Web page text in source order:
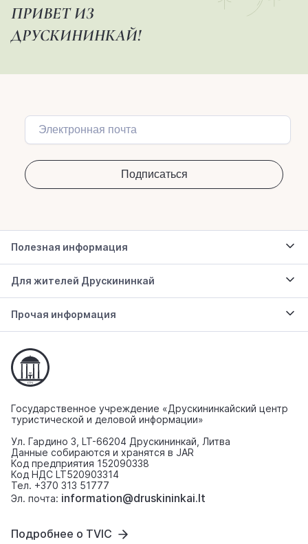
ПРИВЕТ ИЗ
ДРУСКИНИНКАЙ!
Полезная информация
Для жителей Друскининкай
Прочая информация
Государственное учреждение «Друскининкайский центр
туристической и деловой информации»
Ул. Гардино 3, LT-66204 Друскининкай, Литва
Данные собираются и хранятся в JAR
Код предприятия 152090338
Код НДС LT520903314
Тел. +370 313 51777
Эл. почта: information@druskininkai.lt
Подробнее о TVIC